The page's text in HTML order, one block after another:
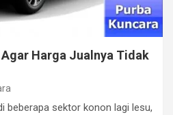
Harga Jualnya Tidak
beberapa sektor konon lagi lesu,